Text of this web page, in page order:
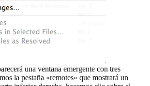
una ventana emergente con tres
la pestaña «remotes» que mostrará un